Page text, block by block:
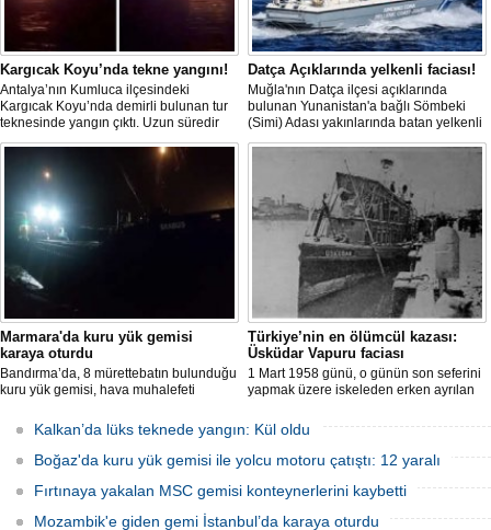
Kargıcak Koyu’nda tekne yangını!
Antalya’nın Kumluca ilçesindeki
Kargıcak Koyu’nda demirli bulunan tur
teknesinde yangın çıktı. Uzun süredir
kullanılmadığı belirtilen ve içerisinde
kimsenin bulunmadığı tekne, itfaiyenin
karadan müdahale edememesi
nedeniyle tamamen yanarak
kullanılamaz hale geldi.
Datça Açıklarında yelkenli faciası!
Muğla'nın Datça ilçesi açıklarında
bulunan Yunanistan'a bağlı Sömbeki
(Simi) Adası yakınlarında batan yelkenli
teknedeki 9 kişiden 8'i sağ olarak
kurtarılırken, kaybolan 1 kişi için deniz
ve havadan geniş çaplı arama kurtarma
çalışması başlatıldı.
Marmara'da kuru yük gemisi
karaya oturdu
Bandırma’da, 8 mürettebatın bulunduğu
kuru yük gemisi, hava muhalefeti
kurtarma çalışmaları sürüyor.
Türkiye’nin en ölümcül kazası:
Üsküdar Vapuru faciası
1 Mart 1958 günü, o günün son seferini
yapmak üzere iskeleden erken ayrılan
dönemedi.
Kalkan’da lüks teknede yangın: Kül oldu
Boğaz'da kuru yük gemisi ile yolcu motoru çatıştı: 12 yaralı
Fırtınaya yakalan MSC gemisi konteynerlerini kaybetti
Mozambik'e giden gemi İstanbul’da karaya oturdu